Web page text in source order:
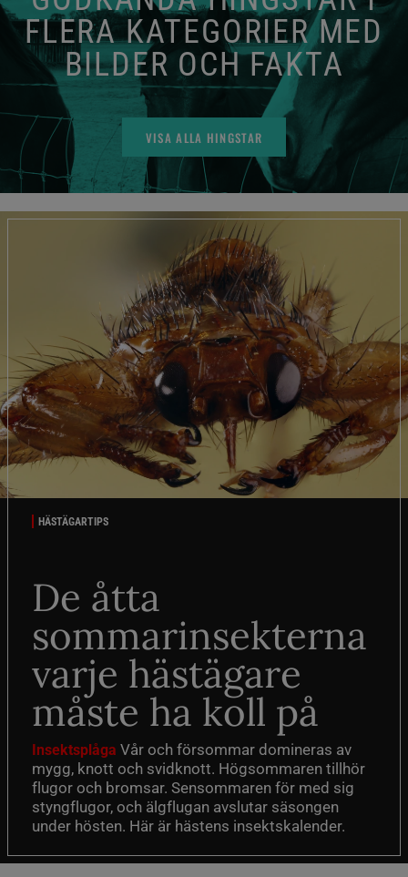
FLERA KATEGORIER MED
BILDER OCH FAKTA
VISA ALLA HINGSTAR
HÄSTÄGARTIPS
De åtta
sommarinsekterna
varje hästägare
måste ha koll på
Insektsplåga Vår och försommar domineras av
mygg, knott och svidknott. Högsommaren tillhör
flugor och bromsar. Sensommaren för med sig
styngflugor, och älgflugan avslutar säsongen
under hösten. Här är hästens insektskalender.